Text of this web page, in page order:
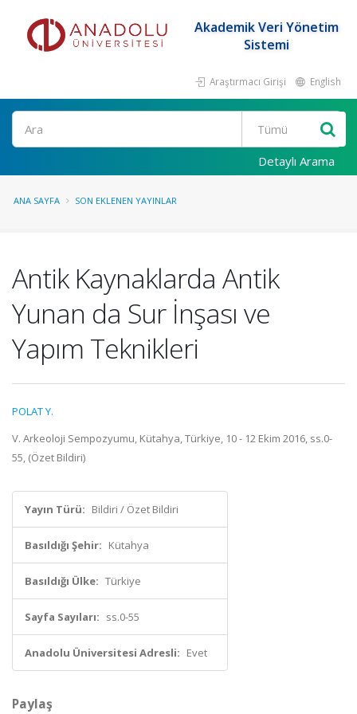
Akademik Veri Yönetim
Sistemi
Araştırmacı Girişi English
Ara
Detaylı Arama
ANA SAYFA SON EKLENEN YAYINLAR
Antik Kaynaklarda Antik
Yunan da Sur İnşası ve
Yapım Teknikleri
POLAT Y.
V. Arkeoloji Sempozyumu, Kütahya, Türkiye, 10 - 12 Ekim 2016, ss.0-
55, (Özet Bildiri)
Yayın Türü: Bildiri / Özet Bildiri
Basıldığı Şehir: Kütahya
Basıldığı Ülke: Türkiye
Sayfa Sayıları: ss.0-55
Anadolu Üniversitesi Adresli: Evet
Paylaş